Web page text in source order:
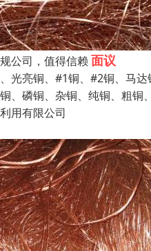
公司，值得信赖 面议
光亮铜、#1铜、#2铜、马
、磷铜、杂铜、纯铜、粗
用有限公司